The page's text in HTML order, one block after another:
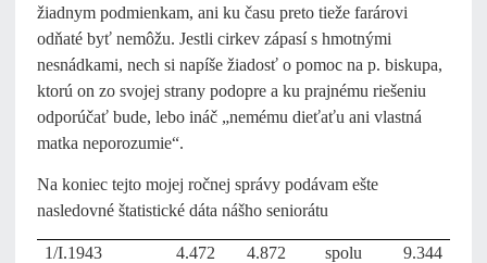
žiadnym podmienkam, ani ku času preto tieže farárovi
odňaté byť nemôžu. Jestli cirkev zápasí s hmotnými
nesnádkami, nech si napíše žiadosť o pomoc na p. biskupa,
ktorú on zo svojej strany podopre a ku prajnému riešeniu
odporúčať bude, lebo ináč „nemému dieťaťu ani vlastná
matka neporozumie“.
Na koniec tejto mojej ročnej správy podávam ešte
nasledovné štatistické dáta nášho seniorátu
1/I.1943
4.472
4.872
spolu
9.344